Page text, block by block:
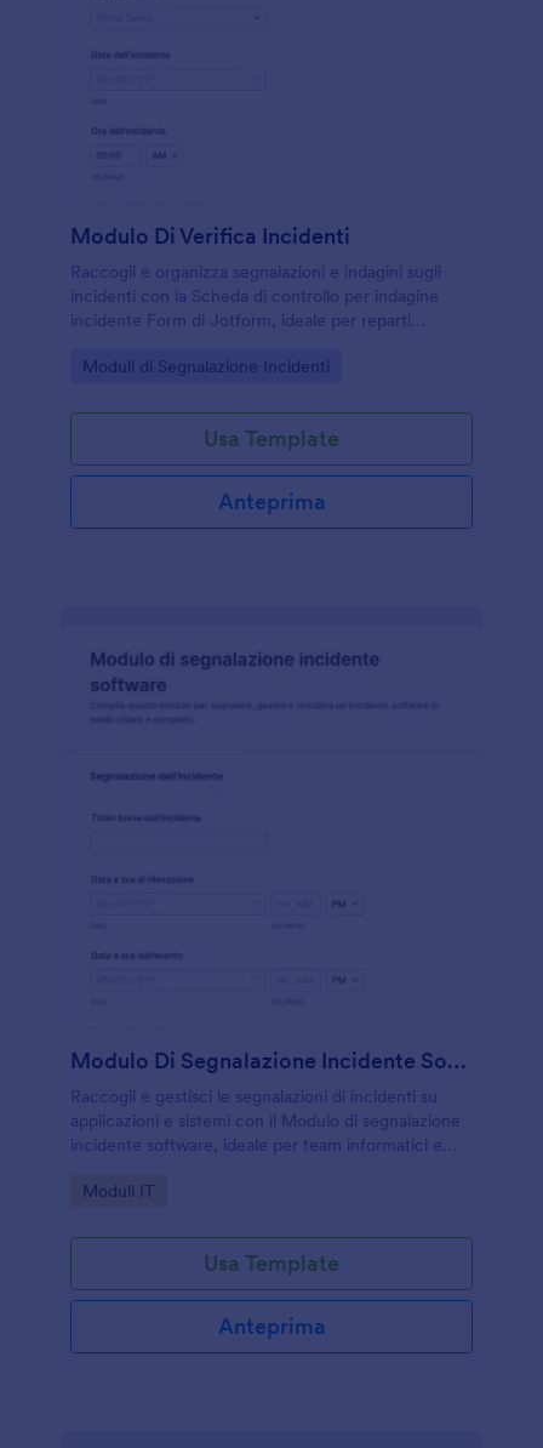
Modulo Di Verifica Incidenti
Raccogli e organizza segnalazioni e indagini sugli
incidenti con la Scheda di controllo per indagine
incidente Form di Jotform, ideale per reparti
documentare eventi e azioni correttive.
Go to Category:
Moduli di Segnalazione Incidenti
Usa Template
Anteprima
Modulo Di Segnalazione Incidente Software
Raccogli e gestisci le segnalazioni di incidenti su
applicazioni e sistemi con il Modulo di segnalazione
incidente software, ideale per team informatici e
avanzamento e chiusura.
Go to Category:
Moduli IT
Usa Template
Anteprima